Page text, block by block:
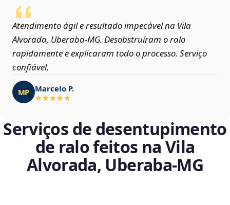
Atendimento ágil e resultado impecável na Vila
Alvorada, Uberaba‑MG. Desobstruíram o ralo
rapidamente e explicaram todo o processo. Serviço
confiável.
MP Marcelo P.
Serviços de desentupimento
de ralo feitos na Vila
Alvorada, Uberaba‑MG